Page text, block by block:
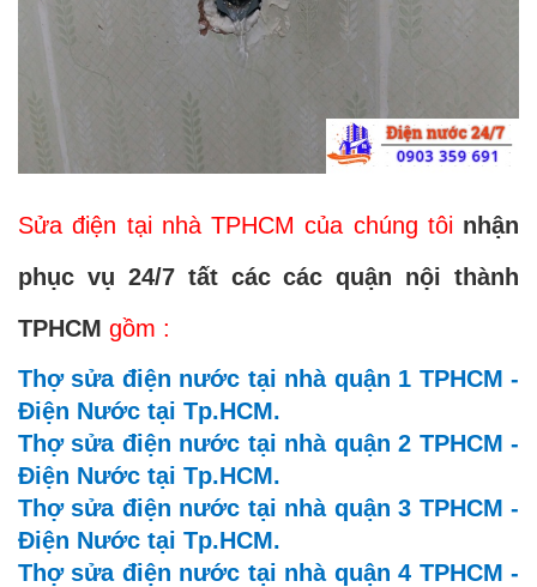
Sửa điện tại nhà TPHCM của chúng tôi nhận
phục vụ 24/7 tất các các quận nội thành
TPHCM gồm :
Thợ sửa điện nước tại nhà quận 1 TPHCM -
Điện Nước tại Tp.HCM.
Thợ sửa điện nước tại nhà quận 2 TPHCM -
Điện Nước tại Tp.HCM.
Thợ sửa điện nước tại nhà quận 3 TPHCM -
Điện Nước tại Tp.HCM.
Thợ sửa điện nước tại nhà quận 4 TPHCM -